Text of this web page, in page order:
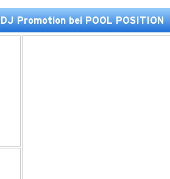
Promotion bei POOL POSITION